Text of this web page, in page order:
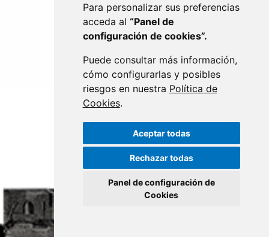
Para personalizar sus preferencias
acceda al “Panel de
configuración de cookies”.
Puede consultar más información,
cómo configurarlas y posibles
riesgos en nuestra Política de
Cookies.
Aceptar todas
Rechazar todas
Panel de configuración de
Cookies